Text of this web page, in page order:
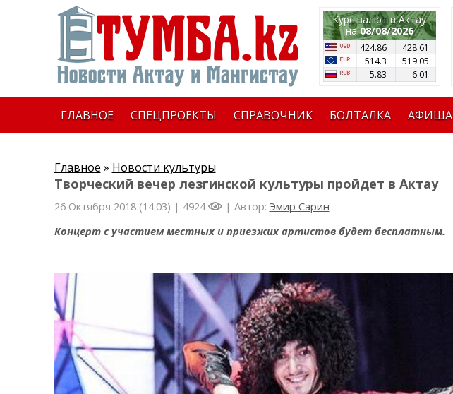
Курс валют в Актау
на08/08/2026
424.86
428.61
514.3
519.05
5.83
6.01
ГЛАВНОЕ СПЕЦПРОЕКТЫ СПРАВОЧНИК БОЛТАЛКА АФИША
Главное » Новости культуры
Творческий вечер лезгинской культуры пройдет в Актау
26 Октября 2018 (14:03) | 4924 | Автор: Эмир Сарин
Концерт с участием местных и приезжих артистов будет бесплатным.